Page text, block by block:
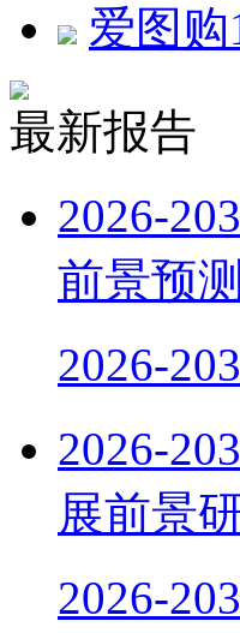
爱图
最新报告
2026-
前景预测
2026-
2026-
展前景
2026-